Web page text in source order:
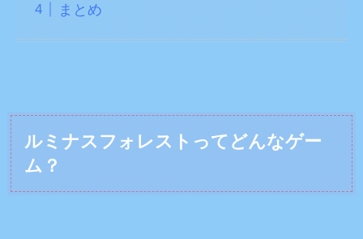
まとめ
ルミナスフォレストってどんなゲー
ム？